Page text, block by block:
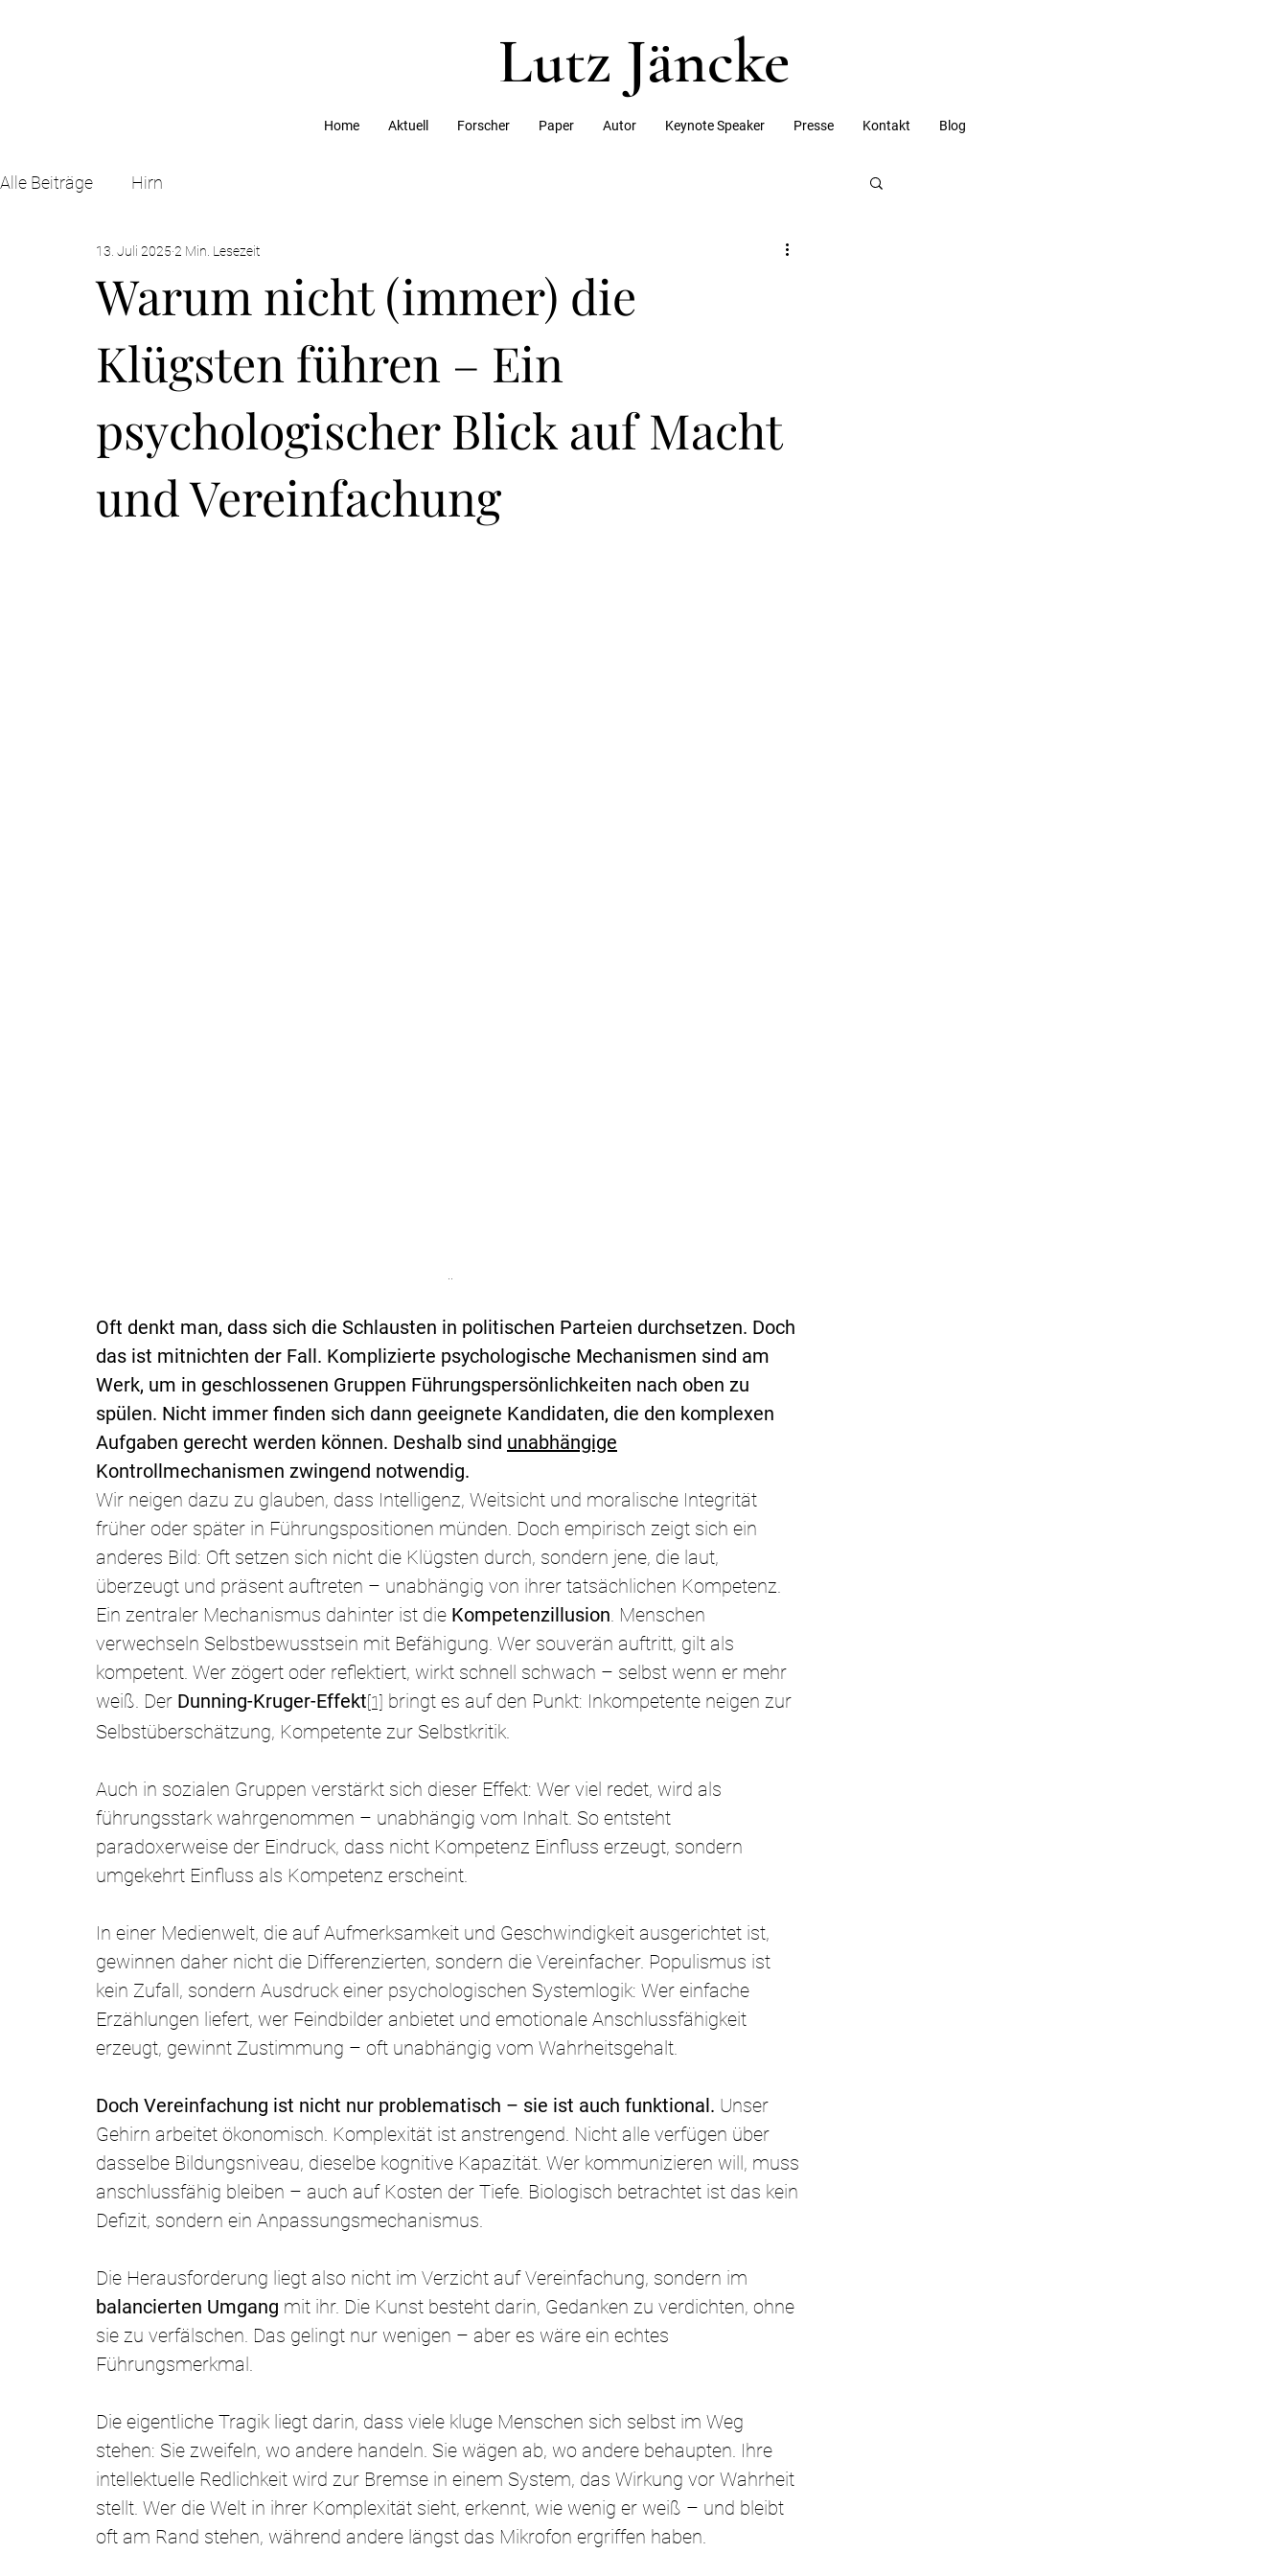
Lutz Jäncke
Home Aktuell Forscher Paper Autor Keynote Speaker Presse Kontakt Blog
Alle Beiträge Hirn
Warum nicht (immer) die
Klügsten führen – Ein
psychologischer Blick auf Macht
und Vereinfachung
13. Juli 2025 2 Min. Lesezeit
¨
Oft denkt man, dass sich die Schlausten in politischen Parteien durchsetzen. Doch
das ist mitnichten der Fall. Komplizierte psychologische Mechanismen sind am
Werk, um in geschlossenen Gruppen Führungspersönlichkeiten nach oben zu
spülen. Nicht immer finden sich dann geeignete Kandidaten, die den komplexen
Aufgaben gerecht werden können. Deshalb sind unabhängige
Kontrollmechanismen zwingend notwendig.
Wir neigen dazu zu glauben, dass Intelligenz, Weitsicht und moralische Integrität
früher oder später in Führungspositionen münden. Doch empirisch zeigt sich ein
anderes Bild: Oft setzen sich nicht die Klügsten durch, sondern jene, die laut,
überzeugt und präsent auftreten – unabhängig von ihrer tatsächlichen Kompetenz.
Ein zentraler Mechanismus dahinter ist die Kompetenzillusion. Menschen
verwechseln Selbstbewusstsein mit Befähigung. Wer souverän auftritt, gilt als
kompetent. Wer zögert oder reflektiert, wirkt schnell schwach – selbst wenn er mehr
weiß. Der Dunning-Kruger-Effekt [1]
bringt es auf den Punkt: Inkompetente neigen zur
Selbstüberschätzung, Kompetente zur Selbstkritik.
Auch in sozialen Gruppen verstärkt sich dieser Effekt: Wer viel redet, wird als
führungsstark wahrgenommen – unabhängig vom Inhalt. So entsteht
paradoxerweise der Eindruck, dass nicht Kompetenz Einfluss erzeugt, sondern
umgekehrt Einfluss als Kompetenz erscheint.
In einer Medienwelt, die auf Aufmerksamkeit und Geschwindigkeit ausgerichtet ist,
gewinnen daher nicht die Differenzierten, sondern die Vereinfacher. Populismus ist
kein Zufall, sondern Ausdruck einer psychologischen Systemlogik: Wer einfache
Erzählungen liefert, wer Feindbilder anbietet und emotionale Anschlussfähigkeit
erzeugt, gewinnt Zustimmung – oft unabhängig vom Wahrheitsgehalt.
Doch Vereinfachung ist nicht nur problematisch – sie ist auch funktional. Unser
Gehirn arbeitet ökonomisch. Komplexität ist anstrengend. Nicht alle verfügen über
dasselbe Bildungsniveau, dieselbe kognitive Kapazität. Wer kommunizieren will, muss
anschlussfähig bleiben – auch auf Kosten der Tiefe. Biologisch betrachtet ist das kein
Defizit, sondern ein Anpassungsmechanismus.
Die Herausforderung liegt also nicht im Verzicht auf Vereinfachung, sondern im
balancierten Umgang mit ihr. Die Kunst besteht darin, Gedanken zu verdichten, ohne
sie zu verfälschen. Das gelingt nur wenigen – aber es wäre ein echtes
Führungsmerkmal.
Die eigentliche Tragik liegt darin, dass viele kluge Menschen sich selbst im Weg
stehen: Sie zweifeln, wo andere handeln. Sie wägen ab, wo andere behaupten. Ihre
intellektuelle Redlichkeit wird zur Bremse in einem System, das Wirkung vor Wahrheit
stellt. Wer die Welt in ihrer Komplexität sieht, erkennt, wie wenig er weiß – und bleibt
oft am Rand stehen, während andere längst das Mikrofon ergriffen haben.